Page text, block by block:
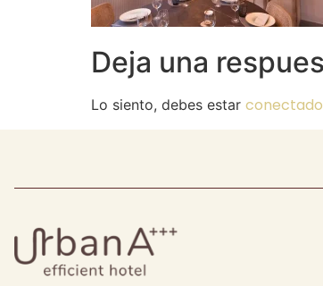
Deja una
Lo siento, debes estar conectado